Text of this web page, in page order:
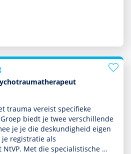
trauma vereist speci­fieke
biedt je twee ver­schil­lende
je je die des­kun­dig­heid eigen
registratie als
Met die specialis­tische …